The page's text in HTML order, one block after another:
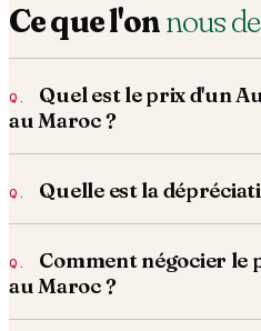
Ce que l'onnous
Quel est le prix d'un
au Maroc ?
Quelle est la
Comment négocier le
au Maroc ?